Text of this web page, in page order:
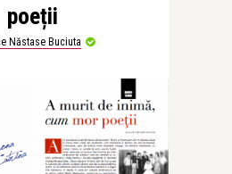
poeții
Năstase Buciuta